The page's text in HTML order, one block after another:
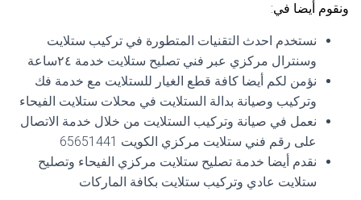
ونقوم أيضا في:
نستخدم احدث التقنيات المتطورة في تركيب ستلايت
وسنترال مركزي عبر فني تصليح ستلايت خدمة ٢٤ساعة
نؤمن لكم أيضا كافة قطع الغيار للستلايت مع خدمة فك
وتركيب وصيانة بدالة الستلايت في محلات ستلايت الفيحاء
نعمل في صيانة وتركيب الستلايت من خلال خدمة الاتصال
على رقم فني ستلايت مركزي الكويت 65651441
نقدم أيضا خدمة تصليح ستلايت مركزي الفيحاء وتصليح
ستلايت عادي وتركيب ستلايت بكافة الماركات